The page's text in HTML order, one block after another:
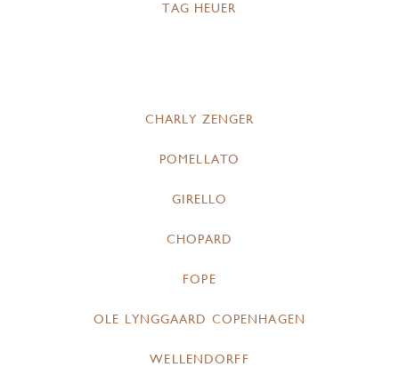
TAG HEUER
CHARLY ZENGER
POMELLATO
GIRELLO
CHOPARD
FOPE
OLE LYNGGAARD COPENHAGEN
WELLENDORFF